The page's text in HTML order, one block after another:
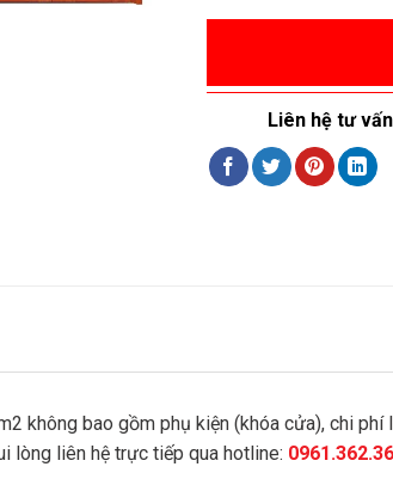
Liên hệ tư
không bao gồm phụ kiện (khóa cửa), chi phí
lòng liên hệ trực tiếp qua hotline: